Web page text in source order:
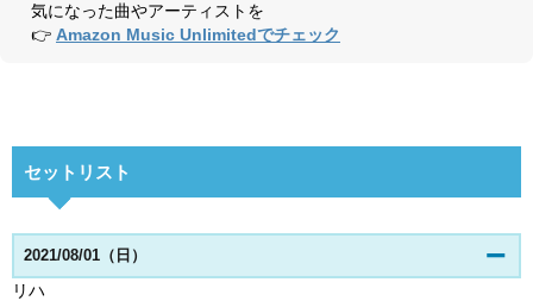
気になった曲やアーティストを
👉 Amazon Music Unlimitedでチェック
セットリスト
2021/08/01（日）
リハ